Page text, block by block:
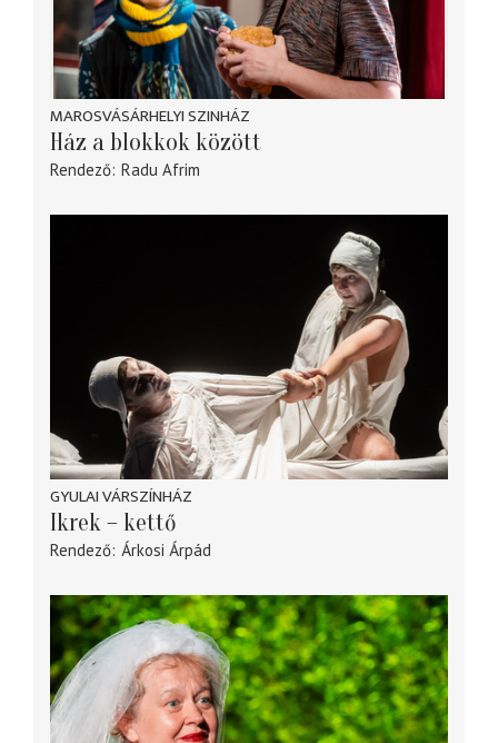
MAROSVÁSÁRHELYI SZINHÁZ
Ház a blokkok között
Rendező Radu Afrim
GYULAI VÁRSZÍNHÁZ
Ikrek – kettő
Rendező Árkosi Árpád